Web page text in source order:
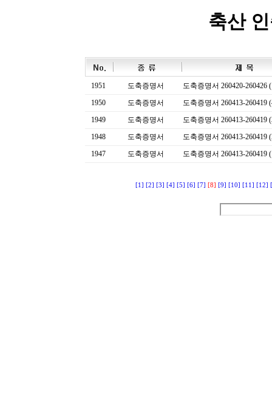
축산
1951 도축증명서
도축증명서 260420-260426
1950
도축증명서
도축증명서 260413-260419
1949
도축증명서
도축증명서 260413-260419
1948
도축증명서
도축증명서 260413-260419
1947
도축증명서 도축증명서 260413-260419
[1] [2] [3] [4] [5] [6] [7] [8] [9] [10] [11] [12]